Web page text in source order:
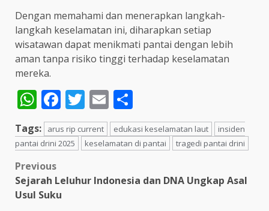
Dengan memahami dan menerapkan langkah-
langkah keselamatan ini, diharapkan setiap
wisatawan dapat menikmati pantai dengan lebih
aman tanpa risiko tinggi terhadap keselamatan
mereka.
WhatsApp
Facebook
Twitter
Email
Tags: arus rip current edukasi keselamatan laut
insiden
pantai drini 2025
keselamatan di pantai tragedi pantai drini
Post
navigation
Previous
Sejarah Leluhur Indonesia dan DNA Ungkap Asal
Usul Suku